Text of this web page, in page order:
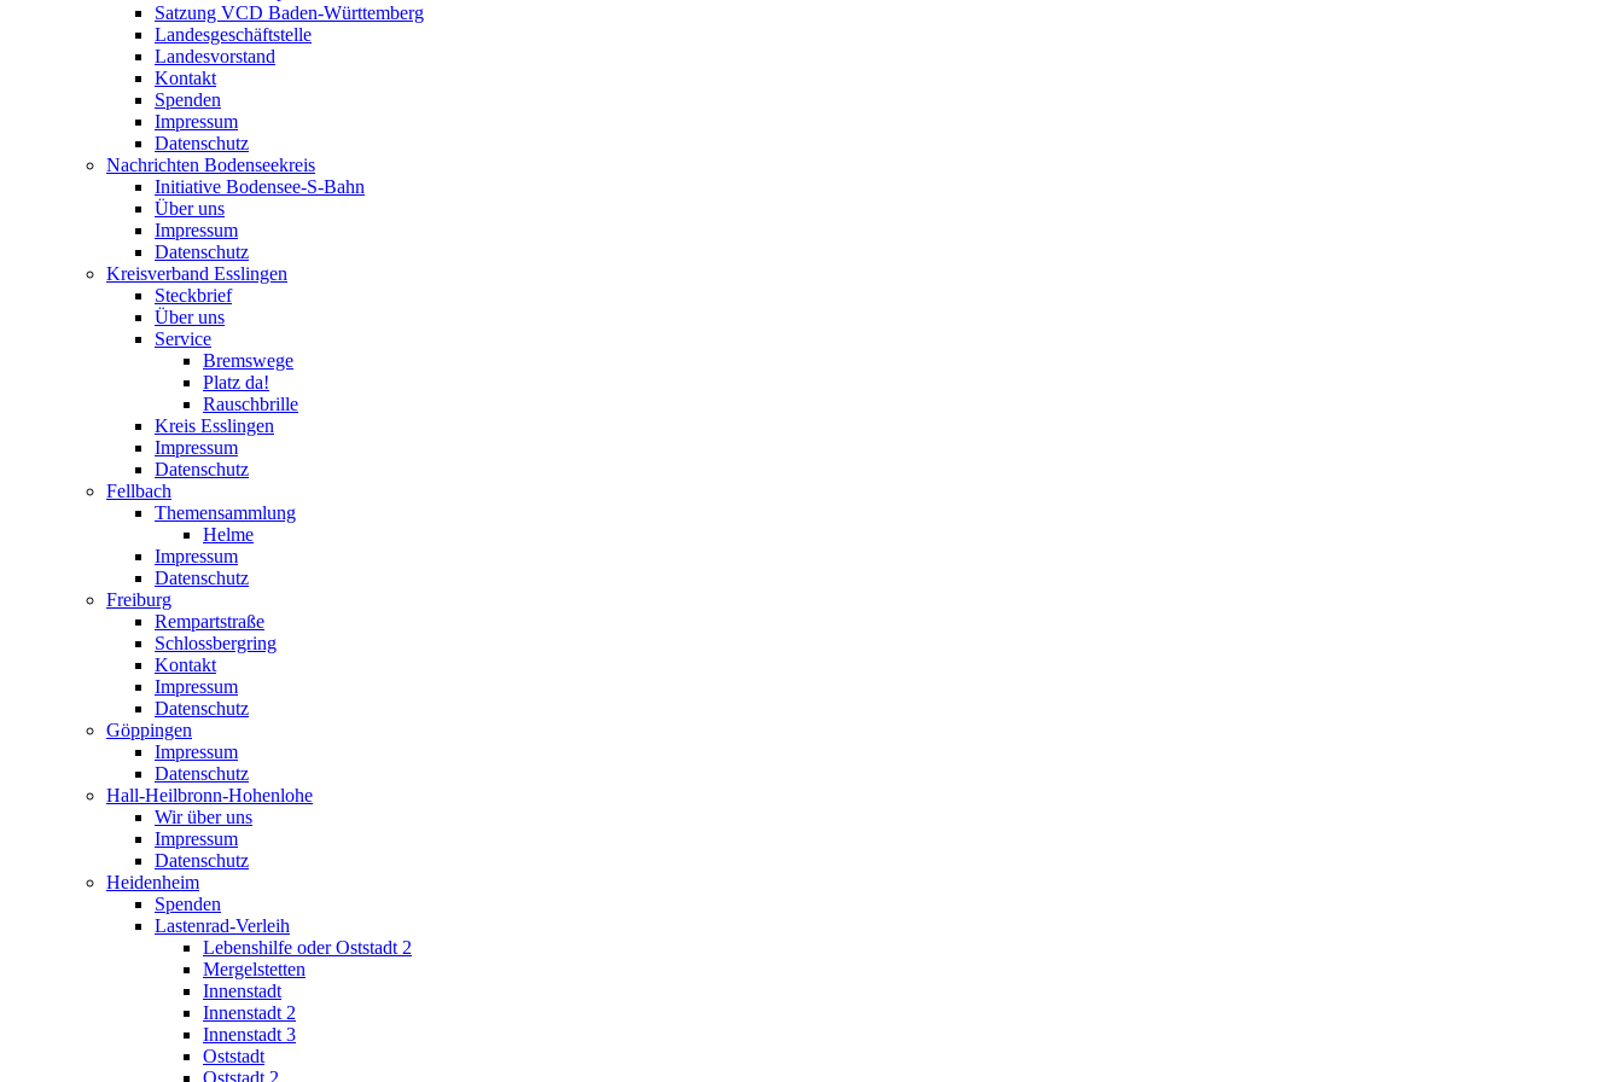
Satzung VCD Baden-Württemberg
Landesgeschäftstelle
Landesvorstand
Kontakt
Spenden
Impressum
Datenschutz
Nachrichten Bodenseekreis
Initiative Bodensee-S-Bahn
Über uns
Impressum
Datenschutz
Kreisverband Esslingen
Steckbrief
Über uns
Service
Bremswege
Platz da!
Rauschbrille
Kreis Esslingen
Impressum
Datenschutz
Fellbach
Themensammlung
Helme
Impressum
Datenschutz
Freiburg
Rempartstraße
Schlossbergring
Kontakt
Impressum
Datenschutz
Göppingen
Impressum
Datenschutz
Hall-Heilbronn-Hohenlohe
Wir über uns
Impressum
Datenschutz
Heidenheim
Spenden
Lastenrad-Verleih
Lebenshilfe oder Oststadt 2
Mergelstetten
Innenstadt
Innenstadt 2
Innenstadt 3
Oststadt
Oststadt 2